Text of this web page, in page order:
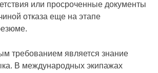
или просроченные документы
отказа еще на этапе
требованием является знание
В международных экипажах